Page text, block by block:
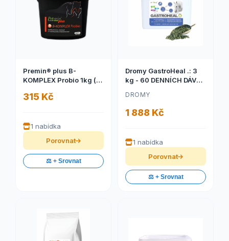
Premin® plus B-
KOMPLEX Probio 1kg (
funkci metabolizmu
315 Kč
1 nabídka
Porovnat
⚖️ + Srovnat
Dromy GastroHeal .: 3
kg - 60 DENNÍCH DÁVEK
kg - 60 DENNÍCH
DÁVEK)
DROMY
1 888 Kč
1 nabídka
Porovnat
⚖️ + Srovnat